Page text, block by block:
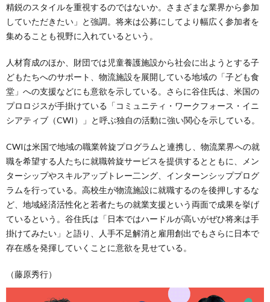
精鋭のスタイルを重視するのではないか。さまざまな業界から参加
していただきたい」と強調。将来は公募にしてより幅広く参加者を
集めることも視野に入れているという。
人材育成のほか、財団では児童養護施設から社会に出ようとする子
どもたちへのサポート、物流施設を展開している地域の「子ども食
堂」への支援などにも意欲を示している。さらに谷住氏は、米国の
プロロジスが手掛けている「コミュニティ・ワークフォース・イニ
シアティブ（CWI）」と呼ぶ独自の活動に強い関心を示している。
CWIは米国で地域の職業斡旋プログラムと連携し、物流業界への就
職を希望する人たちに就職斡旋サービスを提供するとともに、メン
ターシップやスキルアップトレー二ング、インターンシッププログ
ラムを行っている。高校生が物流施設に就職するのを後押しするな
ど、地域経済活性化と若者たちの就業支援という両面で成果を挙げ
ているという。谷住氏は「日本ではハードルが高いがぜひ将来は手
掛けてみたい」と語り、人手不足解消と雇用創出でもさらに日本で
存在感を発揮していくことに意欲を見せている。
（藤原秀行）